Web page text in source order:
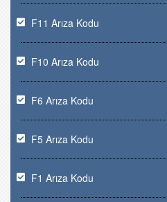
F11 Arıza Kodu
F10 Arıza Kodu
F6 Arıza Kodu
F5 Arıza Kodu
F1 Arıza Kodu